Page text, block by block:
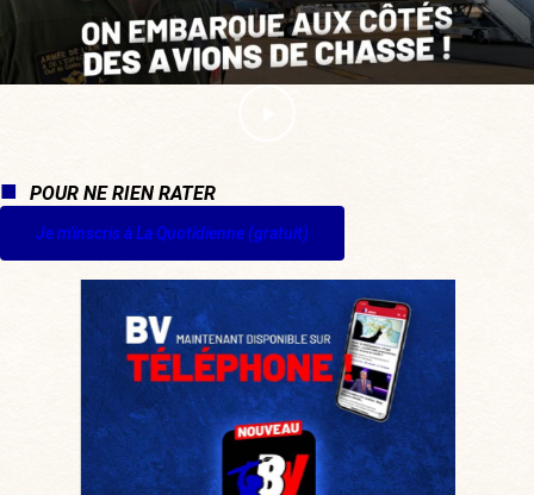
POUR NE RIEN RATER
Je m'inscris à La Quotidienne (gratuit)